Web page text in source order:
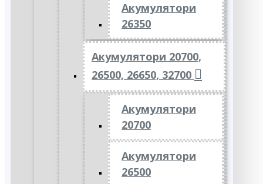
Акумулятори
26350
Акумулятори 20700,
26500, 26650, 32700
Акумулятори
20700
Акумулятори
26500